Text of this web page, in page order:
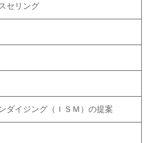
セリング
ダイジング（ＩＳＭ）の提案